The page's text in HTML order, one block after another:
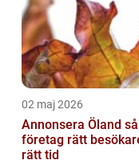
02 maj 2026
Annonsera Öland så når
företag rätt
rätt tid